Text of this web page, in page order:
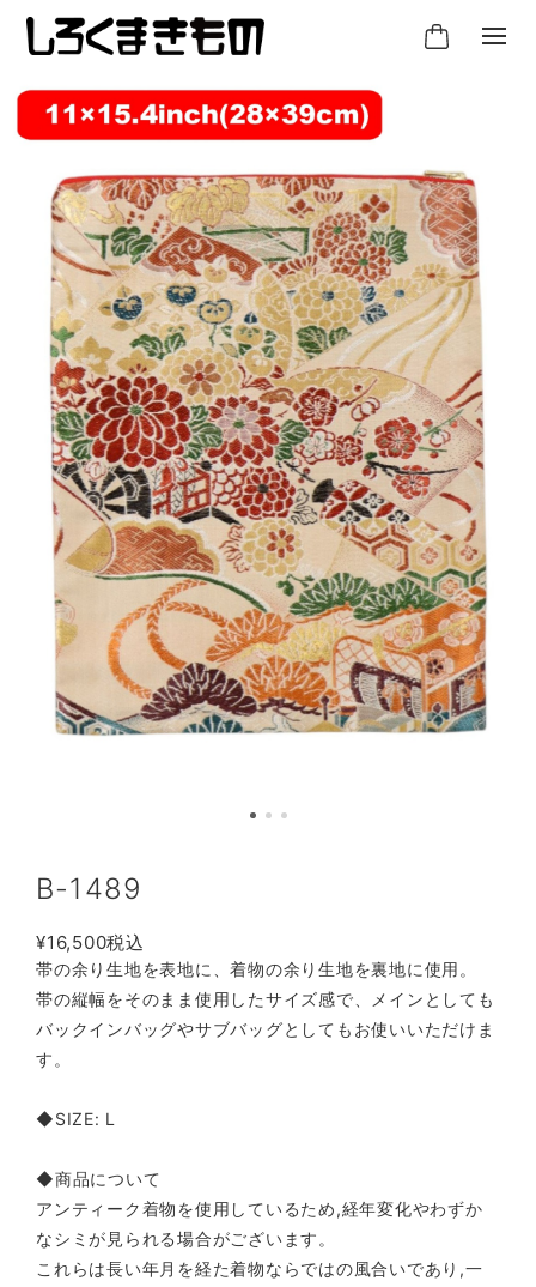
B-1489
¥16,500税込
帯の余り生地を表地に、着物の余り生地を裏地に使用。
帯の縦幅をそのまま使用したサイズ感で、メインとしても
バックインバッグやサブバッグとしてもお使いいただけま
す。
◆SIZE: L
◆商品について
アンティーク着物を使用しているため,経年変化やわずか
なシミが見られる場合がございます。
これらは長い年月を経た着物ならではの風合いであり,一